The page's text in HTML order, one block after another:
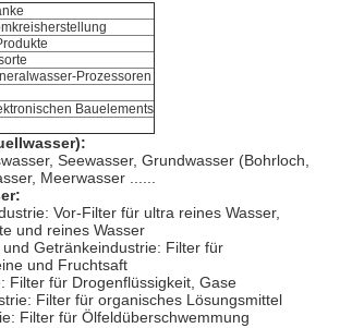
Prozessoren
Bauelements
Seewasser, Grundwasser (Bohrloch,
Meerwasser ......
Vor-Filter für ultra reines Wasser,
und reines Wasser
Getränkeindustrie: Filter für
und Fruchtsaft
Filter für Drogenflüssigkeit, Gase
Filter für organisches Lösungsmittel
Filter für Ölfeldüberschwemmung